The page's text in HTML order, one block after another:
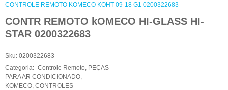
CONTROLE REMOTO KOMECO KOHT 09-18 G1 0200322683
CONTR REMOTO kOMECO HI-GLASS HI-
STAR 0200322683
Sku: 0200322683
Categoria: -Controle Remoto PEÇAS
PARA AR CONDICIONADO
KOMECO CONTROLES